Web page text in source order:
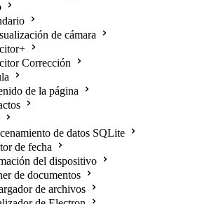
de cámara
Corrección
de la página
de datos SQLite
de fecha
del dispositivo
de documentos
de archivos